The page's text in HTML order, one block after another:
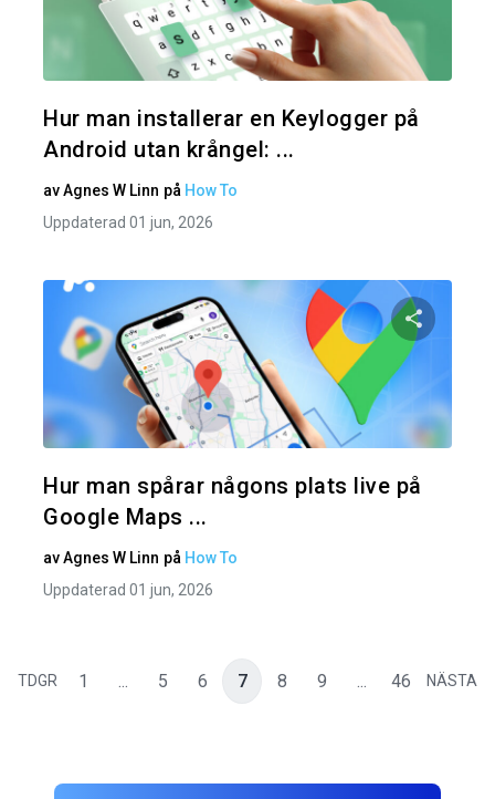
Hur man installerar en Keylogger på
Android utan krångel: ...
avAgnes W Linn på How To
Uppdaterad 01 jun, 2026
Dela
Hur man spårar någons plats live på
Google Maps ...
avAgnes W Linn på How To
Uppdaterad 01 jun, 2026
TDGR 1 ... 5 6 7 8 9 ... 46 NÄSTA